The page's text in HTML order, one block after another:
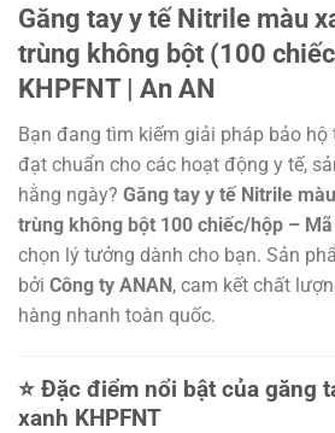
Găng tay y tế Nitrile màu
trùng không bột (100
KHPFNT | An AN
Bạn đang tìm kiếm giải pháp bảo hộ
đạt chuẩn cho các hoạt động y tế,
hằng ngày? Găng tay y tế Nitrile
trùng không bột 100 chiếc/hộp – Mã
chọn lý tưởng dành cho bạn. Sản
bởi Công ty ANAN, cam kết chất
hàng nhanh toàn quốc.
⭐ Đặc điểm nổi bật của găng
xanh KHPFNT